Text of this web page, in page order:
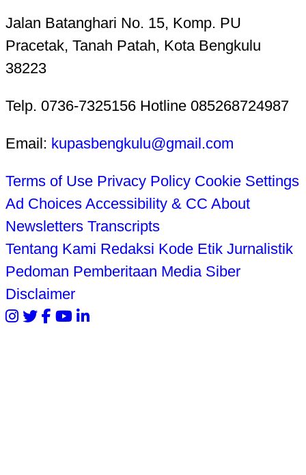
Jalan Batanghari No. 15, Komp. PU
Pracetak, Tanah Patah, Kota Bengkulu
38223
Telp. 0736-7325156 Hotline 085268724987
Email: kupasbengkulu@gmail.com
Terms of Use Privacy Policy Cookie Settings
Ad Choices Accessibility & CC About
Newsletters Transcripts
Tentang Kami Redaksi Kode Etik Jurnalistik
Pedoman Pemberitaan Media Siber
Disclaimer